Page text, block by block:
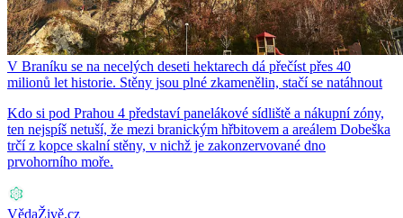
V Braníku se na necelých deseti hektarech dá přečíst přes 40
milionů let historie. Stěny jsou plné zkamenělin, stačí se natáhnout
Kdo si pod Prahou 4 představí panelákové sídliště a nákupní zóny,
ten nejspíš netuší, že mezi branickým hřbitovem a areálem Dobeška
trčí z kopce skalní stěny, v nichž je zakonzervované dno
prvohorního moře.
VědaŽivě.cz